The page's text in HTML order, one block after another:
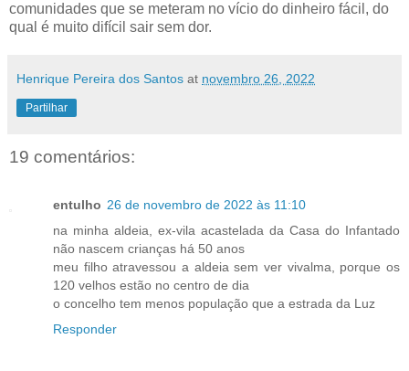
comunidades que se meteram no vício do dinheiro fácil, do
qual é muito difícil sair sem dor.
Henrique Pereira dos Santos at novembro 26, 2022
Partilhar
19 comentários:
entulho 26 de novembro de 2022 às 11:10
na minha aldeia, ex-vila acastelada da Casa do Infantado
não nascem crianças há 50 anos
meu filho atravessou a aldeia sem ver vivalma, porque os
120 velhos estão no centro de dia
o concelho tem menos população que a estrada da Luz
Responder